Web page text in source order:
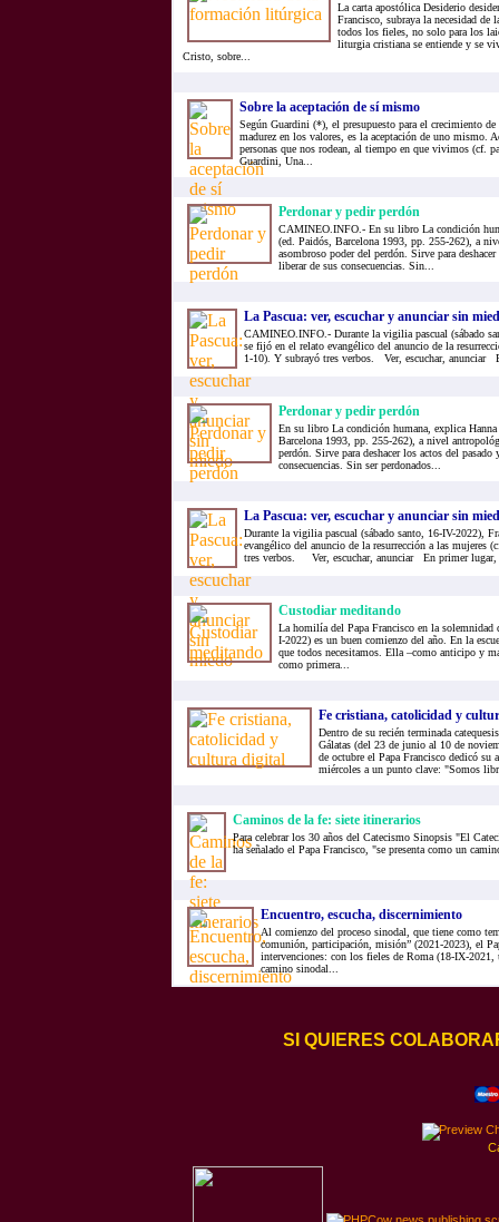
La carta apostólica Desiderio
Francisco, subraya la necesidad de
todos los fieles, no solo para los
liturgia cristiana se entiende y se
Cristo, sobre...
Sobre la aceptación de sí mismo
Según Guardini (*), el presupuesto para el crecimiento
madurez en los valores, es la aceptación de uno mismo.
personas que nos rodean, al tiempo en que vivimos (cf.
Guardini, Una...
Perdonar y pedir perdón
CAMINEO.INFO.- En su libro La condición
(ed. Paidós, Barcelona 1993, pp. 255-262), a
asombroso poder del perdón. Sirve para
liberar de sus consecuencias. Sin...
La Pascua: ver, escuchar y anunciar sin
CAMINEO.INFO.- Durante la vigilia pascual (sábado
se fijó en el relato evangélico del anuncio de la
1-10). Y subrayó tres verbos. Ver, escuchar, anunciar
Perdonar y pedir perdón
En su libro La condición humana, explica
Barcelona 1993, pp. 255-262), a nivel
perdón. Sirve para deshacer los actos del pasado
consecuencias. Sin ser perdonados...
La Pascua: ver, escuchar y anunciar sin
Durante la vigilia pascual (sábado santo, 16-IV-2022),
evangélico del anuncio de la resurrección a las mujeres
tres verbos. Ver, escuchar, anunciar En primer lugar,
Custodiar meditando
La homilía del Papa Francisco en la solemnidad
I-2022) es un buen comienzo del año. En la
que todos necesitamos. Ella –como anticipo y
como primera...
Fe cristiana, catolicidad y
Dentro de su recién terminada
Gálatas (del 23 de junio al 10 de
de octubre el Papa Francisco dedicó su
miércoles a un punto clave: "Somos
Caminos de la fe: siete itinerarios
Para celebrar los 30 años del Catecismo Sinopsis "El
ha señalado el Papa Francisco, "se presenta como un
Encuentro, escucha, discernimiento
Al comienzo del proceso sinodal, que tiene como
comunión, participación, misión” (2021-2023), el
intervenciones: con los fieles de Roma (18-IX-
camino sinodal...
SI QUIERES